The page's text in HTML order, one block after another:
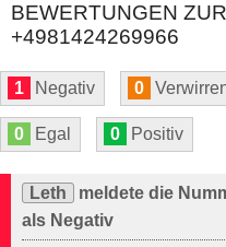
BEWERTUNGEN
+4981424269966
1 Negativ 0
0 Egal 0 Positiv
Leth
meldete die
als Negativ